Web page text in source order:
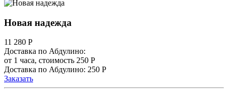
Новая надежда
11 280 Р
Доставка по Абдулино:
от 1 часа, стоимость 250 Р
Доставка по Абдулино: 250 Р
Заказать